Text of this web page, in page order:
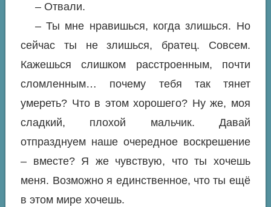
– Отвали.
– Ты мне нравишься, когда злишься. Но
сейчас ты не злишься, братец. Совсем.
Кажешься слишком расстроенным, почти
сломленным… почему тебя так тянет
умереть? Что в этом хорошего? Ну же, моя
сладкий, плохой мальчик. Давай
отпразднуем наше очередное воскрешение
– вместе? Я же чувствую, что ты хочешь
меня. Возможно я единственное, что ты ещё
в этом мире хочешь.